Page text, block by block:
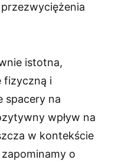
istotna,
fizyczną i
spacery na
wpływ na
w kontekście
o